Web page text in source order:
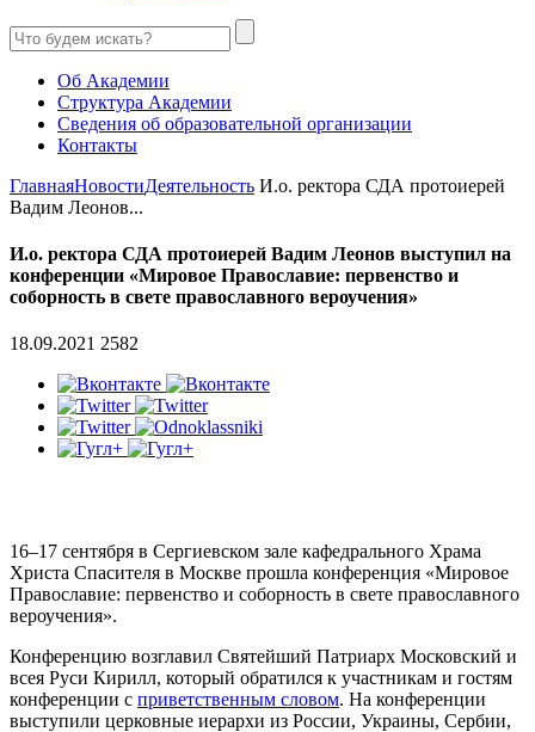
Об Академии
Структура Академии
Сведения об образовательной организации
Контакты
ГлавнаяНовостиДеятельность И.о. ректора СДА протоиерей
Вадим Леонов...
И.о. ректора СДА протоиерей Вадим Леонов выступил на
конференции «Мировое Православие: первенство и
соборность в свете православного вероучения»
18.09.2021 2582
16–17 сентября в Сергиевском зале кафедрального Храма
Христа Спасителя в Москве прошла конференция «Мировое
Православие: первенство и соборность в свете православного
вероучения».
Конференцию возглавил Святейший Патриарх Московский и
всея Руси Кирилл, который обратился к участникам и гостям
конференции с приветственным словом. На конференции
выступили церковные иерархи из России, Украины, Сербии,